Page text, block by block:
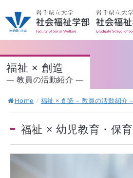
福祉 × 創造
― 教員の活動紹介 ―
Home / 福祉 × 創造 – 教員の活動紹介 –
福祉 × 幼児教育・保育